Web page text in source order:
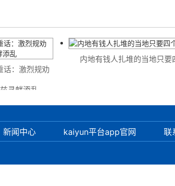
：激烈规劝
衅添乱
内地有钱人扎堆的当地只要四
新闻中心 kaiyun平台app官网 联